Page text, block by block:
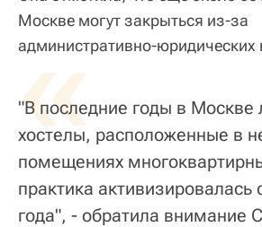
Москве могут закрыться из-за
административно-юридических
«
"В последние годы в Москве
хостелы, расположенные в
помещениях
практика активизировалась
года", - обратила внимание